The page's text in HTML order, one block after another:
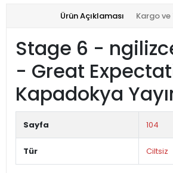
Ürün Açıklaması Kargo
Stage 6 -
- Great
Kapadokya
Sayfa 104
Tür Ciltsiz